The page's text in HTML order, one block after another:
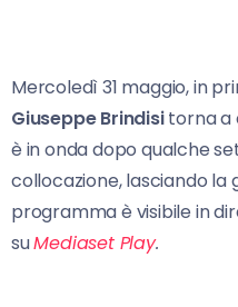
Mercoledì 31 maggio, in
Giuseppe Brindisitorna a
è in onda dopo qualche
collocazione, lasciando la
programma è visibile in
suMediaset Play.